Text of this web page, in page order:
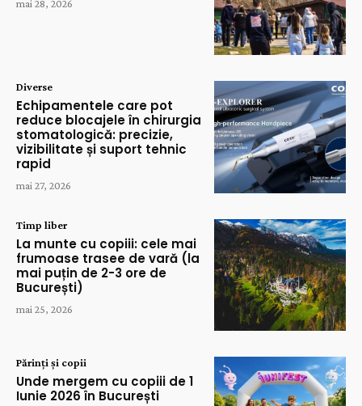
mai 28, 2026
Diverse
Echipamentele care pot
reduce blocajele în chirurgia
stomatologică: precizie,
vizibilitate și suport tehnic
rapid
mai 27, 2026
Timp liber
La munte cu copiii: cele mai
frumoase trasee de vară (la
mai puțin de 2-3 ore de
București)
mai 25, 2026
Părinți și copii
Unde mergem cu copiii de 1
Iunie 2026 în București